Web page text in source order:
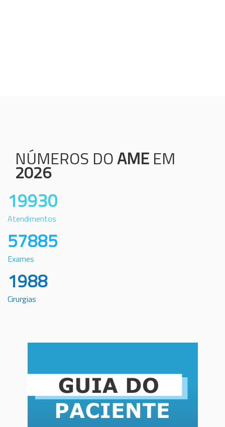
NÚMEROS DOAME EM
2026
19930
Atendimentos
57885
Exames
1988
Cirurgias